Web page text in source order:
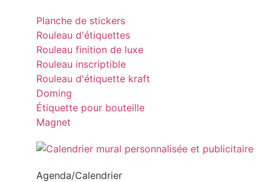
Planche de stickers
Rouleau d'étiquettes
Rouleau finition de luxe
Rouleau inscriptible
Rouleau d'étiquette kraft
Doming
Étiquette pour bouteille
Magnet
Agenda/Calendrier